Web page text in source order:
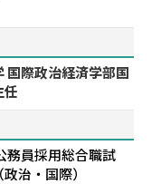
国際政治経済学部国
任
務員採用総合職試
治・国際）